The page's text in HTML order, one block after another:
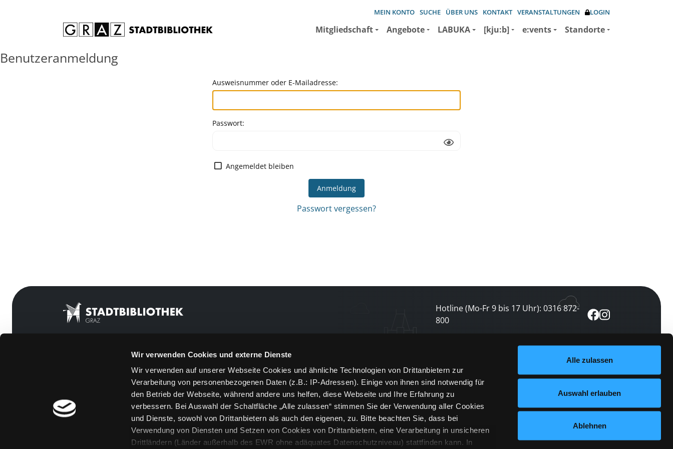
Wir verwenden Cookies und externe Dienste
Wir verwenden auf unserer Webseite Cookies und ähnliche Technologien von Drittanbietern zur
Verarbeitung von personenbezogenen Daten (z.B.: IP-Adressen). Einige von ihnen sind notwendig für
den Betrieb der Webseite, während andere uns helfen, diese Webseite und Ihre Erfahrung zu
verbessern. Bei Auswahl der Schaltfläche „Alle zulassen“ stimmen Sie der Verwendung aller Cookies
und Dienste, sowohl von Drittanbietern als auch den eigenen, zu. Bitte beachten Sie, dass bei
Verwendung von Diensten und Setzen von Cookies von Drittanbietern, eine Verarbeitung in unsicheren
Drittländern (Länder außerhalb des EWR ohne adäquates Datenschutzniveau) stattfinden kann. In
Alle zulassen
Auswahl erlauben
Ablehnen
MEIN KONTO SUCHE ÜBER UNS KONTAKT VERANSTALTUNGEN LOGIN
Mitgliedschaft Angebote LABUKA [kju:b] e:vents Standorte
Benutzeranmeldung
Ausweisnummer oder E-Mailadresse:
Passwort:
Angemeldet bleiben
Passwort vergessen?
Hotline (Mo-Fr 9 bis 17 Uhr): 0316 872-
800
[kju:b]
Feedback
Kontakt
Über uns
Jobs
Medienwunsch
FAQs
Newsletter abonnieren
und keine Veranstaltung verpassen
jetzt abonnieren